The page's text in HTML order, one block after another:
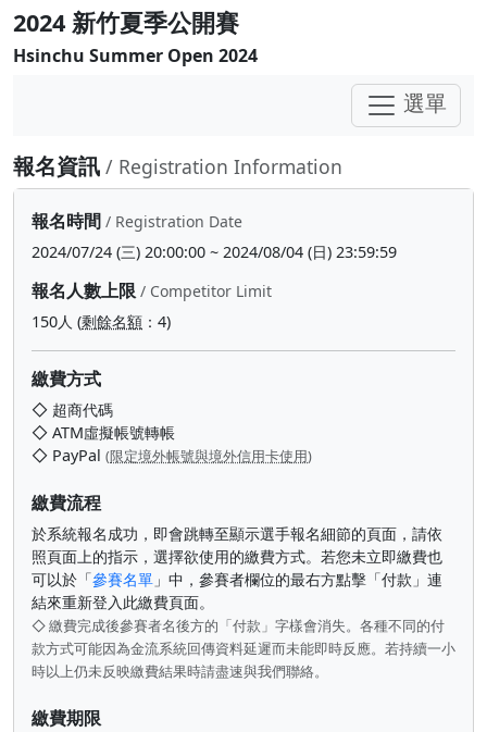
2024 新竹夏季公開賽
Hsinchu Summer Open 2024
選單
報名資訊 / Registration Information
報名時間 / Registration Date
2024/07/24 (三) 20:00:00 ~ 2024/08/04 (日) 23:59:59
報名人數上限 / Competitor Limit
150人 (剩餘名額 ：4)
繳費方式
◇ 超商代碼
◇ ATM虛擬帳號轉帳
◇ PayPal (限定境外帳號與境外信用卡使用)
繳費流程
於系統報名成功，即會跳轉至顯示選手報名細節的頁面，請依
照頁面上的指示，選擇欲使用的繳費方式。若您未立即繳費也
可以於「參賽名單 」中，參賽者欄位的最右方點擊「付款」連
結來重新登入此繳費頁面。
◇ 繳費完成後參賽者名後方的「付款」字樣會消失。各種不同的付
款方式可能因為金流系統回傳資料延遲而未能即時反應。若持續一小
時以上仍未反映繳費結果時請盡速與我們聯絡。
繳費期限